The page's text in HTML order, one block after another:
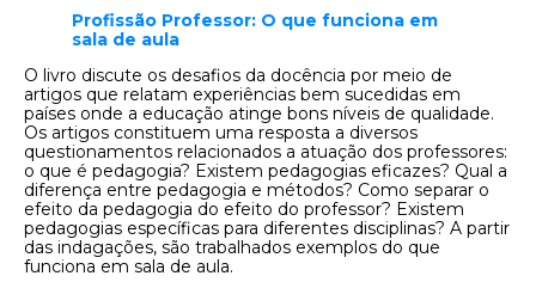
Profissão Professor: O que funciona em
sala de aula
O livro discute os desafios da docência por meio de
artigos que relatam experiências bem sucedidas em
países onde a educação atinge bons níveis de qualidade.
Os artigos constituem uma resposta a diversos
questionamentos relacionados a atuação dos professores:
o que é pedagogia? Existem pedagogias eficazes? Qual a
diferença entre pedagogia e métodos? Como separar o
efeito da pedagogia do efeito do professor? Existem
pedagogias específicas para diferentes disciplinas? A partir
das indagações, são trabalhados exemplos do que
funciona em sala de aula.